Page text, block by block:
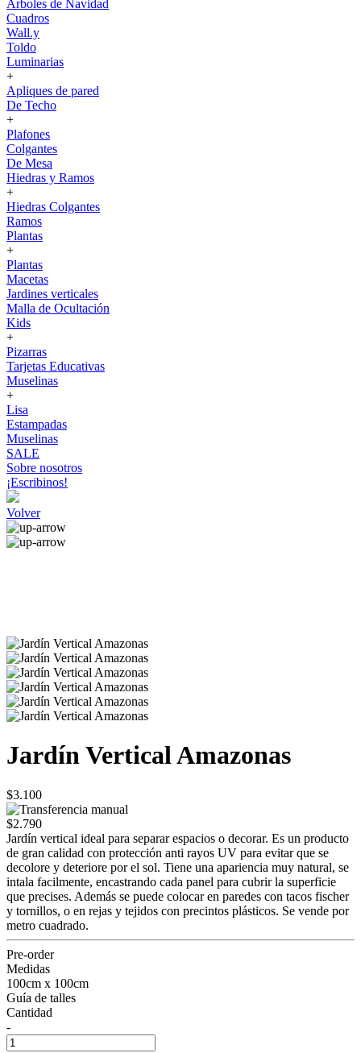
Árboles de Navidad
Cuadros
Wall.y
Toldo
Luminarias
+
Apliques de pared
De Techo
+
Plafones
Colgantes
De Mesa
Hiedras y Ramos
+
Hiedras Colgantes
Ramos
Plantas
+
Plantas
Macetas
Jardines verticales
Malla de Ocultación
Kids
+
Pizarras
Tarjetas Educativas
Muselinas
+
Lisa
Estampadas
Muselinas
SALE
Sobre nosotros
¡Escribinos!
Volver
Jardín Vertical Amazonas
$3.100
$2.790
Jardín vertical ideal para separar espacios o decorar. Es un producto
de gran calidad con protección anti rayos UV para evitar que se
decolore y deteriore por el sol. Tiene una apariencia muy natural, se
intala facilmente, encastrando cada panel para cubrir la superficie
que precises. Además se puede colocar en paredes con tacos fischer
y tornillos, o en rejas y tejidos con precintos plásticos. Se vende por
metro cuadrado.
Pre-order
Medidas
100cm x 100cm
Guía de talles
Cantidad
-